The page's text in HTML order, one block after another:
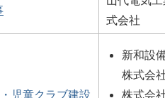
式会社
児童クラブ建設
新和設
株式会
株式会